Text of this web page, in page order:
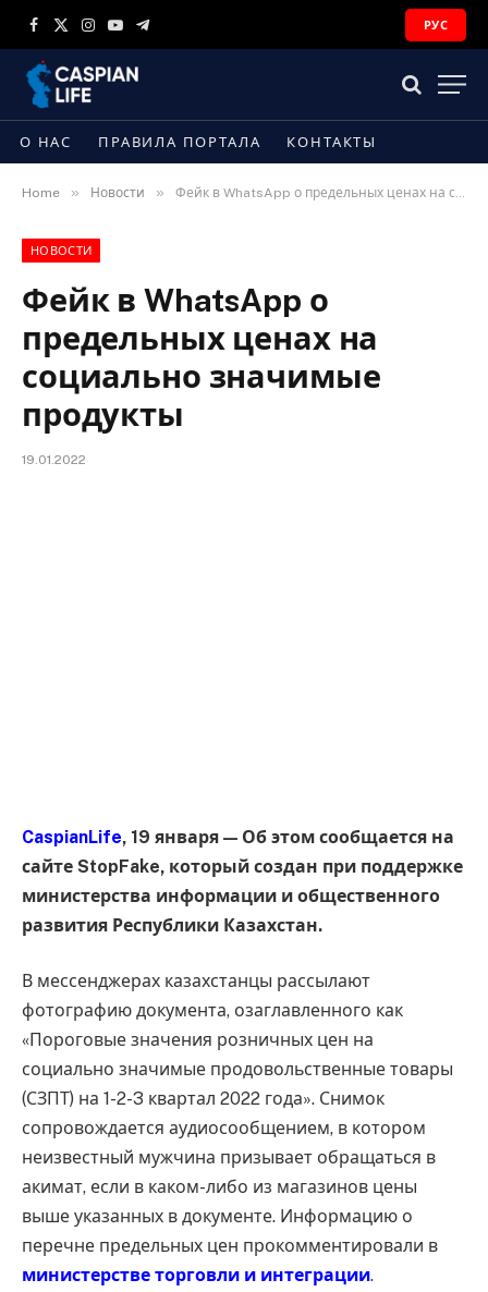
Facebook
X
Instagram
YouTubeTelegram
РУС
О НАС ПРАВИЛА ПОРТАЛА КОНТАКТЫ
Home » Новости » Фейк в WhatsApp о предельных ценах на социально значимые продукты
НОВОСТИ
Фейк в WhatsApp о
предельных ценах на
социально значимые
продукты
19.01.2022
CaspianLife, 19 января — Об этом сообщается на
сайте StopFake, который создан при поддержке
министерства информации и общественного
развития Республики Казахстан.
В мессенджерах казахстанцы рассылают
фотографию документа, озаглавленного как
«Пороговые значения розничных цен на
социально значимые продовольственные товары
(СЗПТ) на 1-2-3 квартал 2022 года». Снимок
сопровождается аудиосообщением, в котором
неизвестный мужчина призывает обращаться в
акимат, если в каком-либо из магазинов цены
выше указанных в документе. Информацию о
перечне предельных цен прокомментировали в
министерстве торговли и интеграции.